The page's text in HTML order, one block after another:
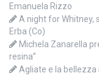
Emanuela Rizzo
A night for Whitney,
Erba (Co)
Michela Zanarella
resina”
Agliate e la